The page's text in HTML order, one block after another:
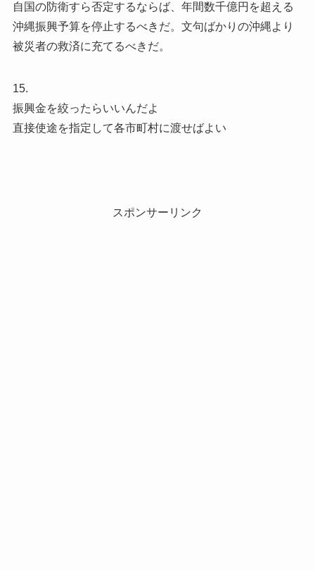
自国の防衛すら否定するならば、年間数千億円を超える
沖縄振興予算を停止するべきだ。文句ばかりの沖縄より
被災者の救済に充てるべきだ。
15.
振興金を絞ったらいいんだよ
直接使途を指定して各市町村に渡せばよい
スポンサーリンク